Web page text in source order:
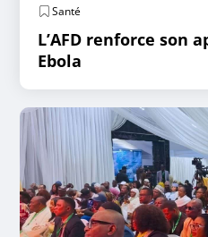
Santé
L’AFD renforce son
Ebola